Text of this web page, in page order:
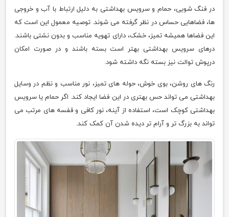
در فنگ شویی، حمام و سرویس بهداشتی به دلیل ارتباط با آب و خروجی
ها، فضاهایی حساس در نظر گرفته می شوند. توصیه معمول این است که
این فضاها همیشه تمیز، خشک، دارای تهویه مناسب و بدون نشتی باشند.
درهای سرویس بهداشتی بهتر است بسته باشند و در صورت امکان
درپوش توالت نیز بسته نگه داشته شود.
رنگ های روشن، بوی خوش، حوله های تمیز، نور مناسب و نظم در وسایل
بهداشتی می تواند حس بهتری در این فضا ایجاد کند. اگر حمام یا سرویس
بهداشتی کوچک است، استفاده از آینه، نور کافی و قفسه های مرتب می
تواند به بزرگ تر و آرام تر دیده شدن آن کمک کند.